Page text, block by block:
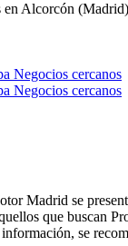
en Alcorcón (Madrid)
Negocios cercanos
Negocios cercanos
Madrid se
que buscan
información, se